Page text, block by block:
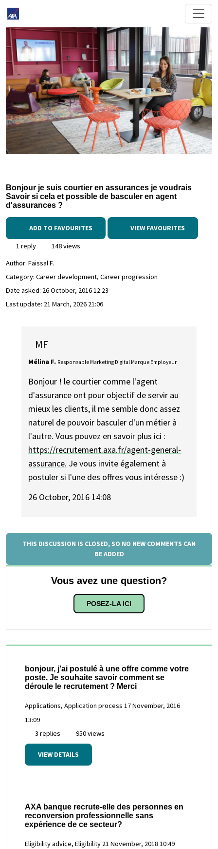
Bonjour je suis courtier en assurances je voudrais
Savoir si cela et possible de basculer en agent
d'assurances ?
ADD TO FAVOURITES VIEW FAVOURITES
1 reply
148 views
Author: Faissal F.
Category: Career development, Career progression
Date asked: 26 October, 2016 12:23
Last update: 21 March, 2026 21:06
MF
Mélina F. Responsable Marketing Digital Marque Employeur
Bonjour ! le courtier comme l'agent
d'assurance ont pour objectif de servir au
mieux les clients, il me semble donc assez
naturel de pouvoir basculer d'un métier à
l'autre. Vous pouvez en savoir plus ici :
https://recrutement.axa.fr/agent-general-
assurance. Je vous invite également à
postuler si l'une des offres vous intéresse :)
26 October, 2016 14:08
THIS DISCUSSION IS CLOSED, SO NO NEW COMMENTS CAN
BE ADDED
Vous avez une question?
POSEZ-LA ICI
bonjour, j'ai postulé à une offre comme votre
poste. Je souhaite savoir comment se
déroule le recrutement ? Merci
Applications, Application process 17 November, 2016
13:09
3 replies
950 views
VIEW DETAILS
AXA banque recrute-elle des personnes en
reconversion professionnelle sans
expérience de ce secteur?
Eligibility advice, Eligibility 21 November, 2018 10:49